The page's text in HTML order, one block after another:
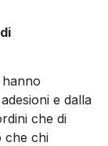
e dalla
che di
che chi